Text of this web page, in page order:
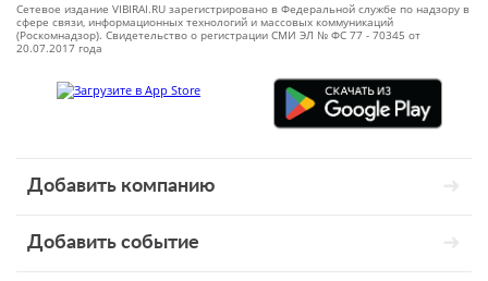
Сетевое издание VIBIRAI.RU зарегистрировано в Федеральной службе по надзору в
сфере связи, информационных технологий и массовых коммуникаций
(Роскомнадзор). Свидетельство о регистрации СМИ ЭЛ № ФС 77 - 70345 от
20.07.2017 года
Добавить компанию
Добавить событие